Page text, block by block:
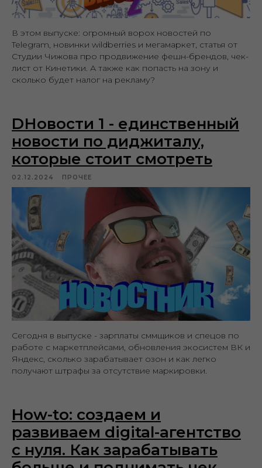
В этом выпуске: огромный ворох новостей по
Telegram, новинки wildberries и мегамаркет, статья от
Студии Чижова про продвижение фешн-брендов, чек-
лист от Кинетики. А также как попасть на зону и
сколько будет налог на рекламу?
DНовости 1 - единственный
новости по диджиталу,
которые стоит смотреть
02.12.2024 ПРОЧЕЕ
Сегодня в выпуске - зарплаты сммщиков и спецов по
работе с маркетплейсами, обновления экосистем ВК и
Яндекс, сколько зарабатывает озон и как легко
получают штрафы за отсутствие маркировки.
How-to: cоздаем и
развиваем digital-агентство
с нуля. Как зарабатывать